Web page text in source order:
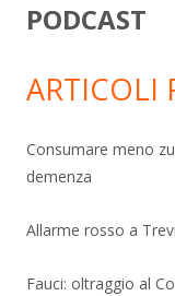
PODCAST
ARTICOLI
Consumare meno
demenza
Allarme rosso a
Fauci: oltraggio al